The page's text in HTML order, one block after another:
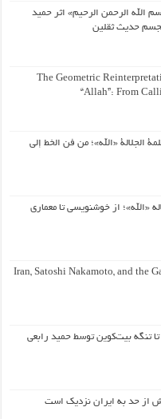
الله الرحمن الرحیم» اثر حمید
حدیث ثقلین
The Geometric
“Allah”: From
الجلالة «الله»؛ من فن الخط إلى
«الله»؛ از خوشنویسی تا معماری
Iran, Satoshi Nakamoto, and the
تا تنگه بیت‌کوین توسط حمید رابعی
از حد به ایران نزدیک است